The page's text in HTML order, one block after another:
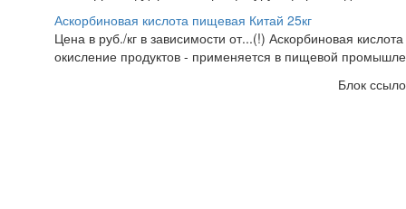
Аскорбиновая кислота пищевая Китай 25кг
Цена в руб./кг в зависимости от...(!) Аскорбиновая
окисление продуктов - применяется в пищевой
Блок